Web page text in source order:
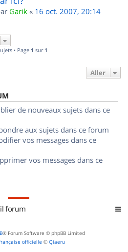
Garik « 16 oct. 2007, 20:14
• Page 1 sur 1
Aller
de nouveaux sujets dans ce
aux sujets dans ce forum
vos messages dans ce
vos messages dans ce
forum
® Forum Software © phpBB Limited
officielle © Qiaeru